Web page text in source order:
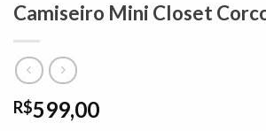
Camiseiro Mini Closet
R$599,00